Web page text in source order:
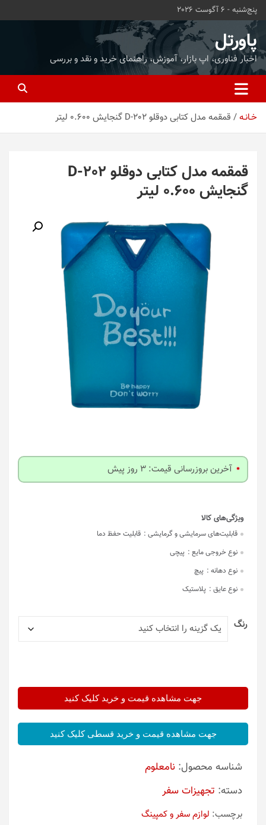
محتوا
بروید
پنج‌شنبه - 6 آگوست 2026
پاورتل
اخبار فناوری، اپ بازار، آموزش، راهنمای خرید و نقد و بررسی
خـانـه قمقمه مدل کتابی دوقلو D-202 گنجایش 0.600 لیتر
قمقمه مدل کتابی دوقلو D-202
گنجایش 0.600 لیتر
آخرین بروزرسانی قیمت: 3 روز پیش
قابلیت‌های سرمایشی و گرمایشی : قابلیت حفظ دما
نوع خروجی مایع : پیچی
نوع دهانه : پیچ
نوع عایق : پلاستیک
رنگ
جهت مشاهده قیمت و خرید کلیک کنید
جهت مشاهده قیمت و خرید قسطی کلیک کنید
شناسه محصول: نامعلوم
دسته: تجهیزات سفر
برچسب: لوازم سفر و کمپینگ